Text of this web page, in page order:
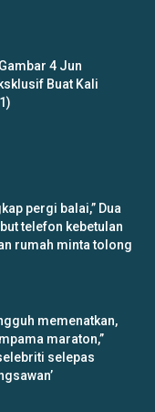
4 Jun
Buat Kali
pergi balai,” Dua
telefon kebetulan
rumah minta tolong
memenatkan,
maraton,”
selepas